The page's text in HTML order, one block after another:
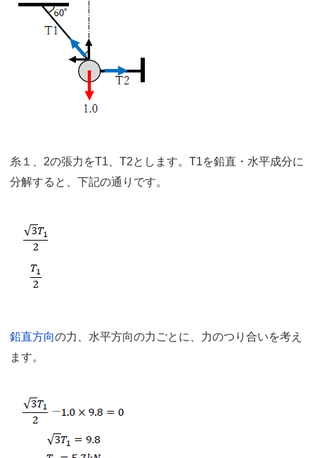
糸１、2の張力をT1、T2とします。T1を鉛直・水平成分に
分解すると、下記の通りです。
鉛直方向の力、水平方向の力ごとに、力のつり合いを考え
ます。